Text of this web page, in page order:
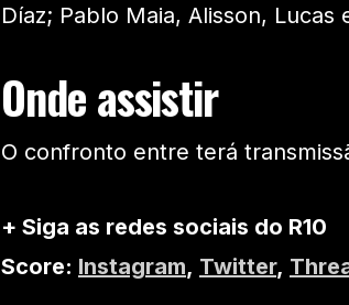
Díaz; Pablo Maia, Alisson, Lucas
Onde assistir
O confronto entre terá
+ Siga as redes sociais do R10
Score: Instagram, Twitter,